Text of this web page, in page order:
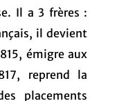
Il a 3 frères :
il devient
émigre aux
reprend la
placements